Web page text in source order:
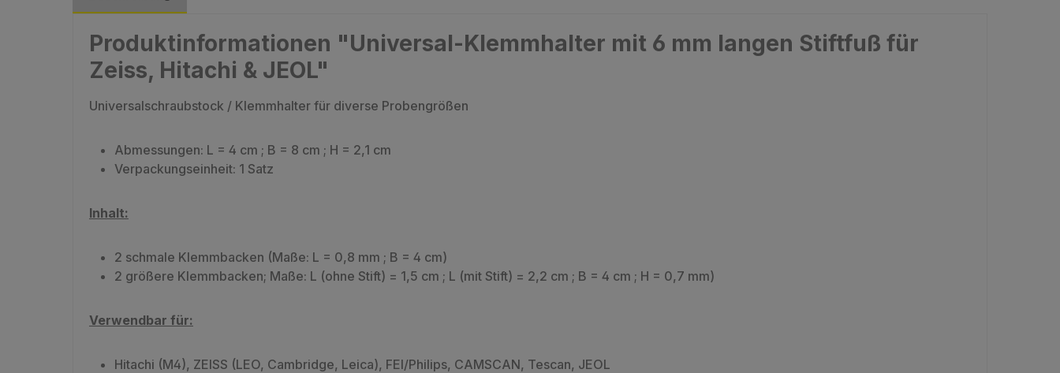
Produktinformationen "Universal-Klemmhalter mit 6 mm langen Stiftfuß für
Zeiss, Hitachi & JEOL"
Universalschraubstock / Klemmhalter für diverse Probengrößen
Abmessungen: L = 4 cm ; B = 8 cm ; H = 2,1 cm
Verpackungseinheit: 1 Satz
Inhalt:
2 schmale Klemmbacken (Maße: L = 0,8 mm ; B = 4 cm)
2 größere Klemmbacken; Maße: L (ohne Stift) = 1,5 cm ; L (mit Stift) = 2,2 cm ; B = 4 cm ; H = 0,7 mm)
Verwendbar für:
Hitachi (M4), ZEISS (LEO, Cambridge, Leica), FEI/Philips, CAMSCAN, Tescan, JEOL